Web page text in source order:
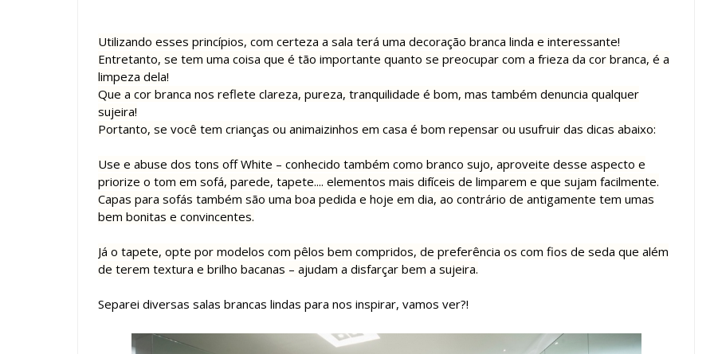
Utilizando esses princípios, com certeza a sala terá uma decoração branca linda e interessante!
Entretanto, se tem uma coisa que é tão importante quanto se preocupar com a frieza da cor branca, é a
limpeza dela!
Que a cor branca nos reflete clareza, pureza, tranquilidade é bom, mas também denuncia qualquer
sujeira!
Portanto, se você tem crianças ou animaizinhos em casa é bom repensar ou usufruir das dicas abaixo:
Use e abuse dos tons off White – conhecido também como branco sujo, aproveite desse aspecto e
priorize o tom em sofá, parede, tapete.... elementos mais difíceis de limparem e que sujam facilmente.
Capas para sofás também são uma boa pedida e hoje em dia, ao contrário de antigamente tem umas
bem bonitas e convincentes.
Já o tapete, opte por modelos com pêlos bem compridos, de preferência os com fios de seda que além
de terem textura e brilho bacanas – ajudam a disfarçar bem a sujeira.
Separei diversas salas brancas lindas para nos inspirar, vamos ver?!